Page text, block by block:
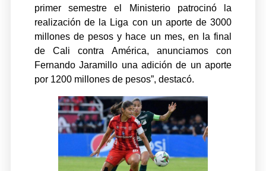
primer semestre el Ministerio patrocinó la
realización de la Liga con un aporte de 3000
millones de pesos y hace un mes, en la final
de Cali contra América, anunciamos con
Fernando Jaramillo una adición de un aporte
por 1200 millones de pesos”, destacó.